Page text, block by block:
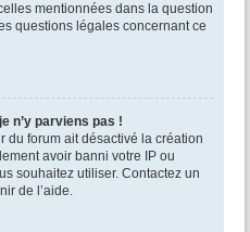
mentionnées dans la question
questions légales concernant ce
n’y parviens pas !
du forum ait désactivé la création
avoir banni votre IP ou
souhaitez utiliser. Contactez un
de l’aide.